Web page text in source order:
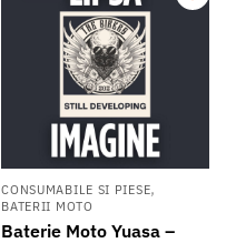
CONSUMABILE SI PIESE,
BATERII MOTO
Baterie Moto Yuasa –